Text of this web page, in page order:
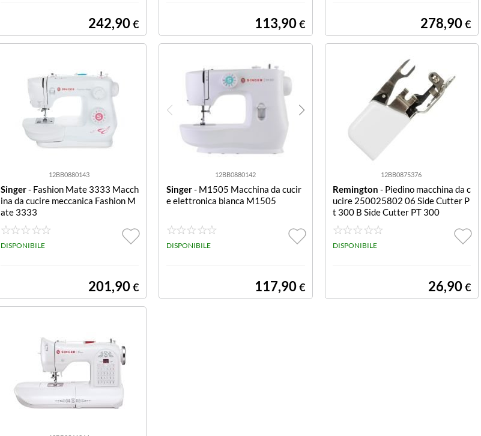
242,90€ 113,90€ 278,90€
12BB0880143
Singer- Fashion Mate 3333 Macch
ina da cucire meccanica Fashion M
ate 3333
DISPONIBILE
201,90€
12BB0880142
Singer- M1505 Macchina da cucir
e elettronica bianca M1505
DISPONIBILE
117,90€
12BB0875376
Remington - Piedino macchina da c
ucire 250025802 06 Side Cutter P
t 300 B Side Cutter PT 300
DISPONIBILE
26,90€